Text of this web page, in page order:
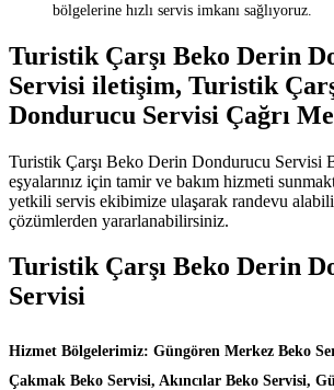
bölgelerine hızlı servis imkanı sağlıyoruz.
Turistik Çarşı Beko Derin
Servisi iletişim, Turistik
Dondurucu Servisi Çağrı
Turistik Çarşı Beko Derin Dondurucu Servisi
eşyalarınız için tamir ve bakım hizmeti
yetkili servis ekibimize ulaşarak randevu
çözümlerden yararlanabilirsiniz.
Turistik Çarşı Beko Derin
Servisi
Hizmet Bölgelerimiz: Güngören Merkez Beko
Çakmak Beko Servisi, Akıncılar Beko Servisi,